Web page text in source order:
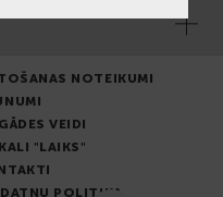
NOTEIKUMI
VEIDI
"LAIKS"
POLITIKA